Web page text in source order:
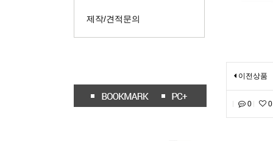
제작/견적문의
이전상품
0 0